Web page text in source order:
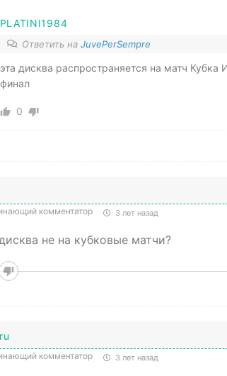
PLATINI1984
Ответить на JuvePerSempre
эта дисква распространяется на матч Кубка
финал
0
комментатор 3 лет назад
не на кубковые матчи?
комментатор 3 лет назад